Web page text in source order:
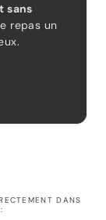
sans
repas un
DANS